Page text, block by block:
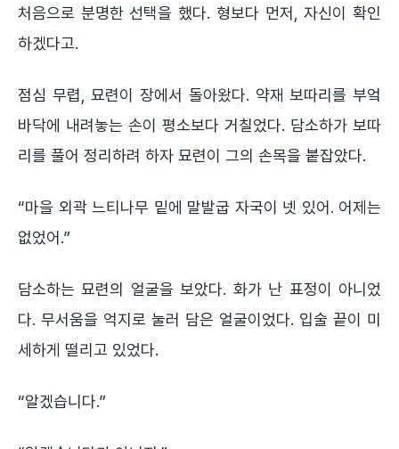
처음으로 분명한 선택을 했다. 형보다 먼저, 자신이 확인
하겠다고.
점심 무렵, 묘련이 장에서 돌아왔다. 약재 보따리를 부엌
바닥에 내려놓는 손이 평소보다 거칠었다. 담소하가 보따
리를 풀어 정리하려 하자 묘련이 그의 손목을 붙잡았다.
“마을 외곽 느티나무 밑에 말발굽 자국이 넷 있어. 어제는
없었어.”
담소하는 묘련의 얼굴을 보았다. 화가 난 표정이 아니었
다. 무서움을 억지로 눌러 담은 얼굴이었다. 입술 끝이 미
세하게 떨리고 있었다.
“알겠습니다.”